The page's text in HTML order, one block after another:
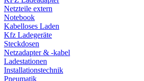
Netzteile extern
Notebook
Kabelloses Laden
Kfz Ladegeräte
Steckdosen
Netzadapter & -kabel
Ladestationen
Installationstechnik
Pneumatik